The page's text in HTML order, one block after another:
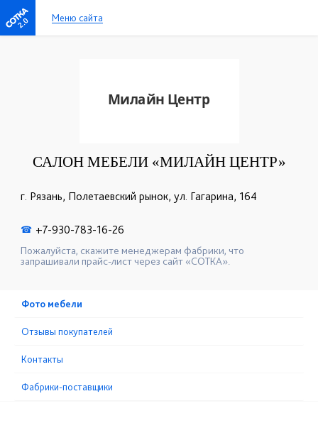
2.0 Меню сайта
САЛОН МЕБЕЛИ «МИЛАЙН ЦЕНТР»
г. Рязань, Полетаевский рынок, ул. Гагарина, 164
☎ +7-930-783-16-26
Пожалуйста, скажите менеджерам фабрики, что
запрашивали прайс-лист через сайт «СОТКА».
Фото мебели
Отзывы покупателей
Контакты
Фабрики-поставщики